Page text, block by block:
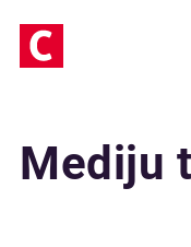
Mediju